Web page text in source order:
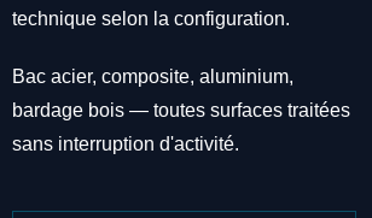
technique selon la configuration.
Bac acier, composite, aluminium,
bardage bois — toutes surfaces traitées
sans interruption d'activité.